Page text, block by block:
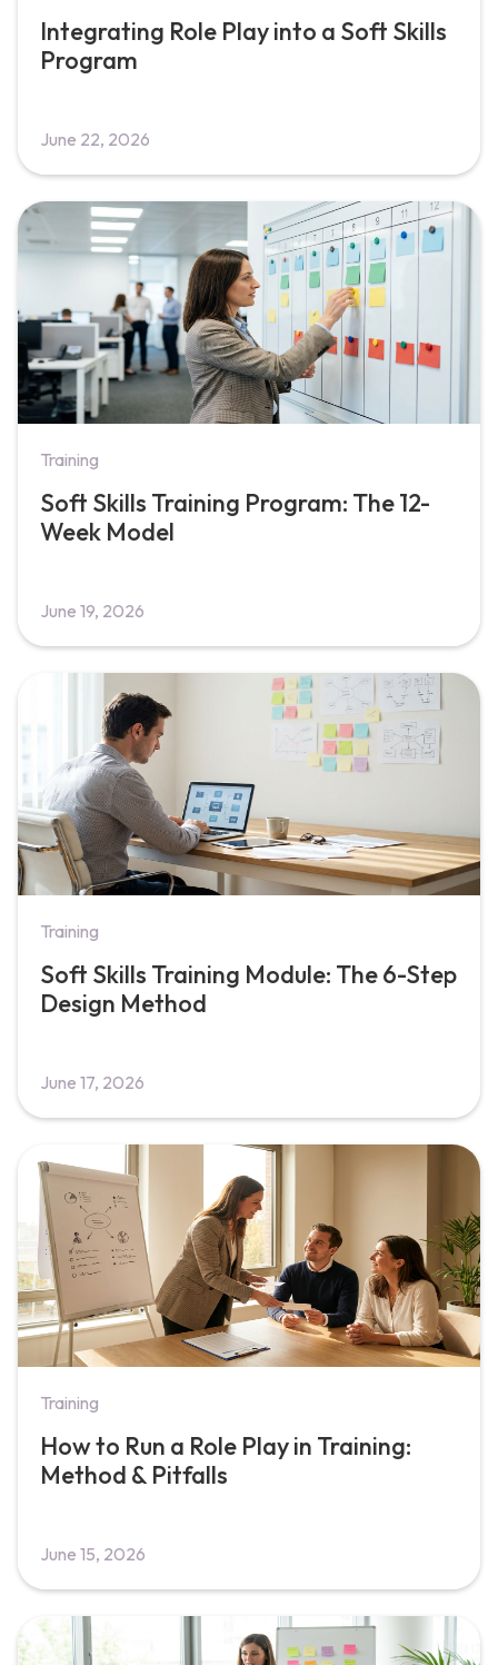
Integrating Role Play into a Soft Skills
Program
June 22, 2026
Training
Soft Skills Training Program: The 12-
Week Model
June 19, 2026
Training
Soft Skills Training Module: The 6-Step
Design Method
June 17, 2026
Training
How to Run a Role Play in Training:
Method & Pitfalls
June 15, 2026